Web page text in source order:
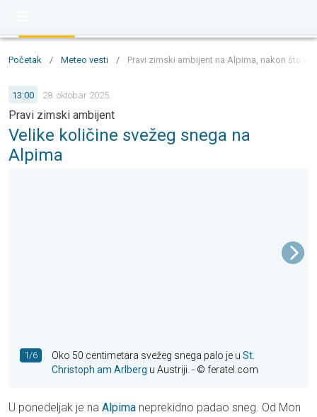
Početak / Meteo vesti / Pravi zimski ambijent na Alpima, nakon što je
13:00 28. oktobar 2025.
Pravi zimski ambijent
Velike količine svežeg snega na
Alpima
1/6 Oko 50 centimetara svežeg snega palo je u St.
Christoph am Arlberg u Austriji. - © feratel.com
U ponedeljak je na Alpima neprekidno padao sneg. Od Mon